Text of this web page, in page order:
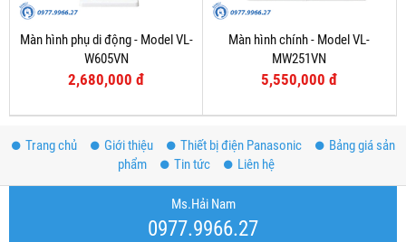
Màn hình phụ di động - Model VL-
W605VN
2,680,000 đ
Màn hình chính - Model VL-
MW251VN
5,550,000 đ
Trang chủ Giới thiệu Thiết bị điện Panasonic
Bảng giá sản
phẩm
Tin tức Liên hệ
Ms.Hải Nam
0977.9966.27